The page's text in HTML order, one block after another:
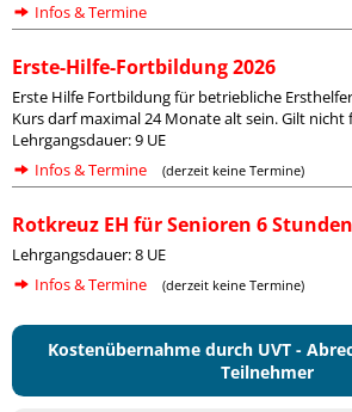
Infos & Termine
Erste-Hilfe-Fortbildung 2026
Erste Hilfe Fortbildung für betriebliche
Kurs darf maximal 24 Monate alt sein. Gilt nicht
Lehrgangsdauer: 9 UE
Infos & Termine
(derzeit keine Termine)
Rotkreuz EH für Senioren 6 Stunden
Lehrgangsdauer: 8 UE
Infos & Termine
(derzeit keine Termine)
Kostenübernahme durch UVT -
Teilnehmer